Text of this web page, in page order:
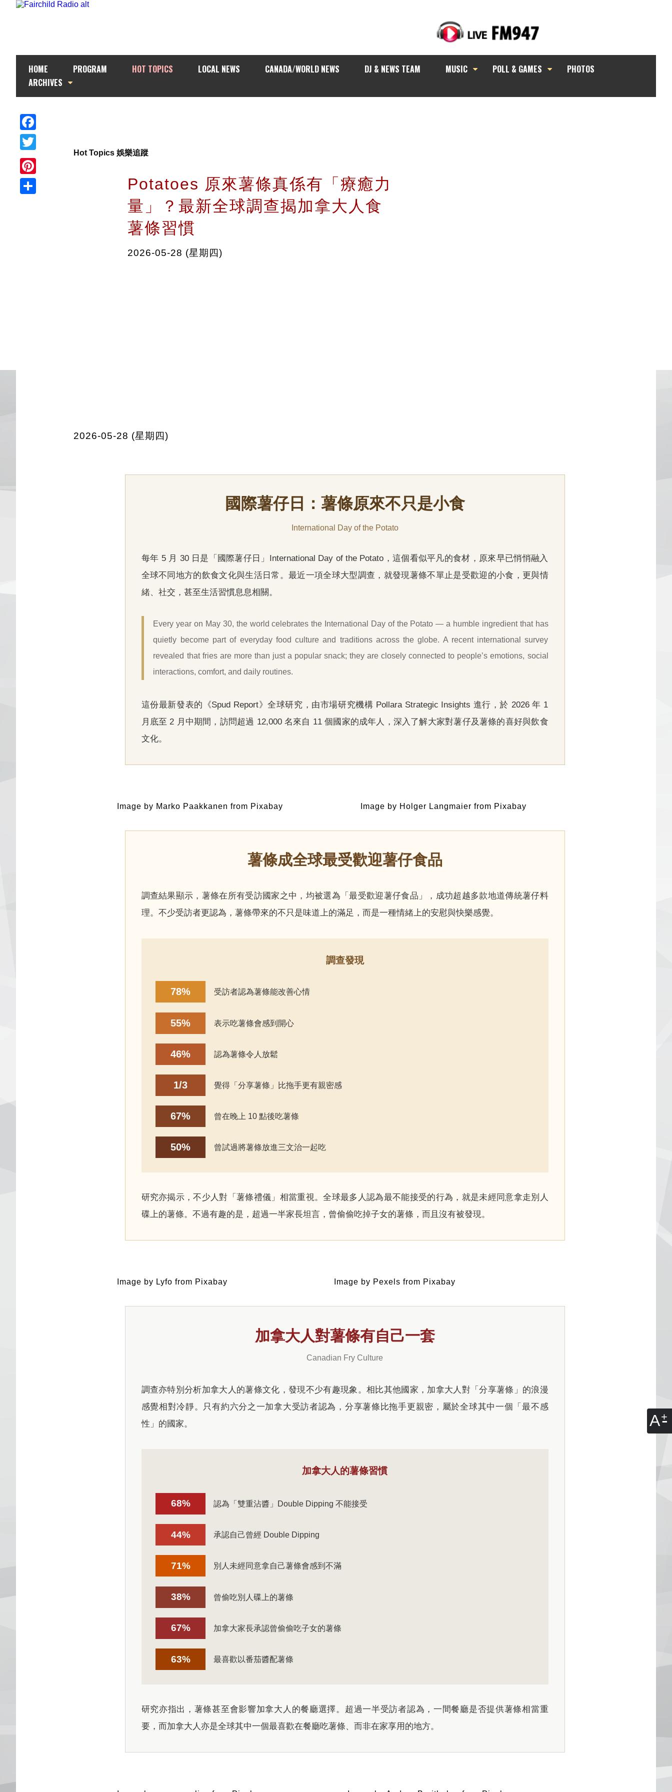
A
HOME PROGRAM HOT TOPICS LOCAL NEWS CANADA/WORLD NEWS DJ & NEWS TEAM MUSIC POLL & GAMES
PHOTOS
ARCHIVES
Facebook
Twitter
Pinterest
Hot Topics 娛樂追蹤
Potatoes 原來薯條真係有「療癒力
量」？最新全球調查揭加拿大人食
薯條習慣
2026-05-28 (星期四)
2026-05-28 (星期四)
國際薯仔日：薯條原來不只是小食
International Day of the Potato
每年 5 月 30 日是「國際薯仔日」International Day of the Potato，這個看似平凡的食材，原來早已悄悄融入
全球不同地方的飲食文化與生活日常。最近一項全球大型調查，就發現薯條不單止是受歡迎的小食，更與情
緒、社交，甚至生活習慣息息相關。
Every year on May 30, the world celebrates the International Day of the Potato — a humble ingredient that has
quietly become part of everyday food culture and traditions across the globe. A recent international survey
revealed that fries are more than just a popular snack; they are closely connected to people’s emotions, social
interactions, comfort, and daily routines.
這份最新發表的《Spud Report》全球研究，由市場研究機構 Pollara Strategic Insights 進行，於 2026 年 1
月底至 2 月中期間，訪問超過 12,000 名來自 11 個國家的成年人，深入了解大家對薯仔及薯條的喜好與飲食
文化。
Image by Marko Paakkanen from Pixabay Image by Holger Langmaier from Pixabay
薯條成全球最受歡迎薯仔食品
調查結果顯示，薯條在所有受訪國家之中，均被選為「最受歡迎薯仔食品」，成功超越多款地道傳統薯仔料
理。不少受訪者更認為，薯條帶來的不只是味道上的滿足，而是一種情緒上的安慰與快樂感覺。
調查發現
78% 受訪者認為薯條能改善心情
55% 表示吃薯條會感到開心
46% 認為薯條令人放鬆
1/3 覺得「分享薯條」比拖手更有親密感
67% 曾在晚上 10 點後吃薯條
50% 曾試過將薯條放進三文治一起吃
研究亦揭示，不少人對「薯條禮儀」相當重視。全球最多人認為最不能接受的行為，就是未經同意拿走別人
碟上的薯條。不過有趣的是，超過一半家長坦言，曾偷偷吃掉子女的薯條，而且沒有被發現。
Image by Lyfo from Pixabay Image by Pexels from Pixabay
加拿大人對薯條有自己一套
Canadian Fry Culture
調查亦特別分析加拿大人的薯條文化，發現不少有趣現象。相比其他國家，加拿大人對「分享薯條」的浪漫
感覺相對冷靜。只有約六分之一加拿大受訪者認為，分享薯條比拖手更親密，屬於全球其中一個「最不感
性」的國家。
加拿大人的薯條習慣
68% 認為「雙重沾醬」Double Dipping 不能接受
44% 承認自己曾經 Double Dipping
71% 別人未經同意拿自己薯條會感到不滿
38% 曾偷吃別人碟上的薯條
67% 加拿大家長承認曾偷偷吃子女的薯條
63% 最喜歡以番茄醬配薯條
研究亦指出，薯條甚至會影響加拿大人的餐廳選擇。超過一半受訪者認為，一間餐廳是否提供薯條相當重
要，而加拿大人亦是全球其中一個最喜歡在餐廳吃薯條、而非在家享用的地方。